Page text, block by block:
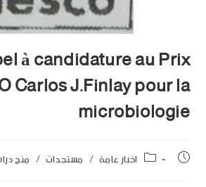
à candidature au Prix
Carlos J.Finlay pour la
microbiologie
اخبار عامة / مستجدات / منح